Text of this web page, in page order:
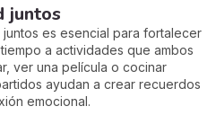
juntos
es esencial para fortalecer
a actividades que ambos
ver una película o cocinar
ayudan a crear recuerdos
emocional.